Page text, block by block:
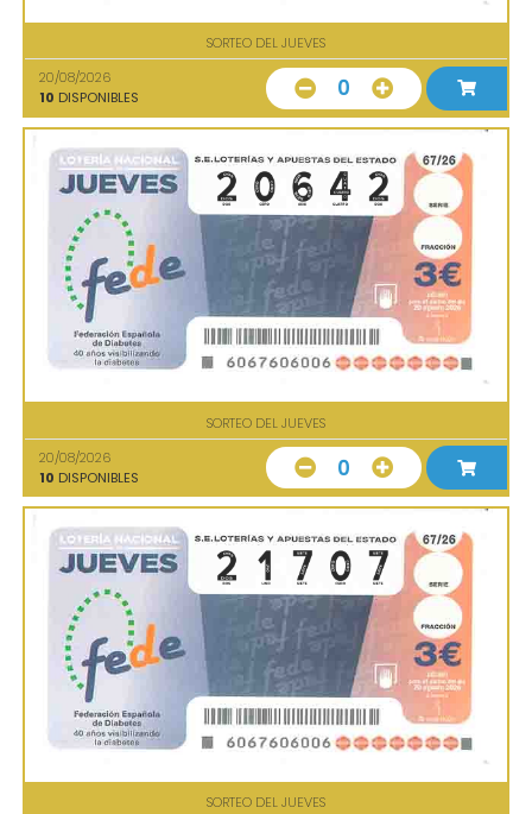
SORTEO DEL JUEVES
20/08/2026
10 DISPONIBLES 0
SORTEO DEL JUEVES
20/08/2026
10 DISPONIBLES 0
SORTEO DEL JUEVES